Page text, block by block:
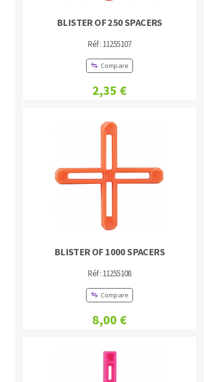
BLISTER OF 250 SPACERS
Réf : 11255107
Compare
2,35 €
BLISTER OF 1000 SPACERS
Réf : 11255108
Compare
8,00 €